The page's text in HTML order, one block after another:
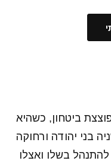
ביטחון, כשהיא
עם פער של 16 נקודות על השניה בני יהודה ורחוקה
בשלו ואצלו